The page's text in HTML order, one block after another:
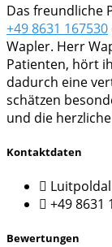
Das freundliche
+49 8631 167530
Wapler. Herr
Patienten, hört
dadurch eine
schätzen
und die
Kontaktdaten
+49 8631
Bewertungen